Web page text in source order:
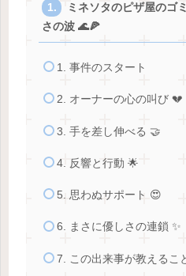
ミネソタのピザ屋のゴ
さの波 🌊🍕
1. 事件のスタート
2. オーナーの心の叫び 💔
3. 手を差し伸べる 🤝
4. 反響と行動 🌟
5. 思わぬサポート 😍
6. まさに優しさの連鎖 ✨
7. この出来事が教えるこ